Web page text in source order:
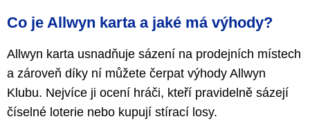
Co je Allwyn karta a jaké má výhody?
Allwyn karta usnadňuje sázení na prodejních místech
a zároveň díky ní můžete čerpat výhody Allwyn
Klubu. Nejvíce ji ocení hráči, kteří pravidelně sázejí
číselné loterie nebo kupují stírací losy.